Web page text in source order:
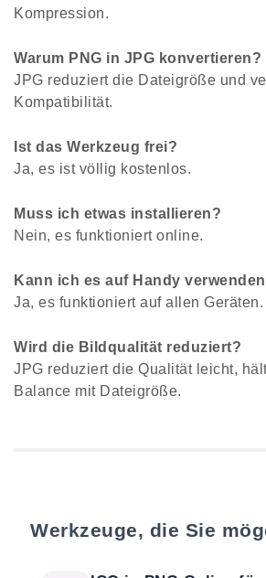
Kompression.
Warum PNG in JPG konvertieren?
JPG reduziert die Dateigröße und
Kompatibilität.
Ist das Werkzeug frei?
Ja, es ist völlig kostenlos.
Muss ich etwas installieren?
Nein, es funktioniert online.
Kann ich es auf Handy
Ja, es funktioniert auf allen Geräten.
Wird die Bildqualität reduziert?
JPG reduziert die Qualität leicht,
Balance mit Dateigröße.
Werkzeuge, die Sie